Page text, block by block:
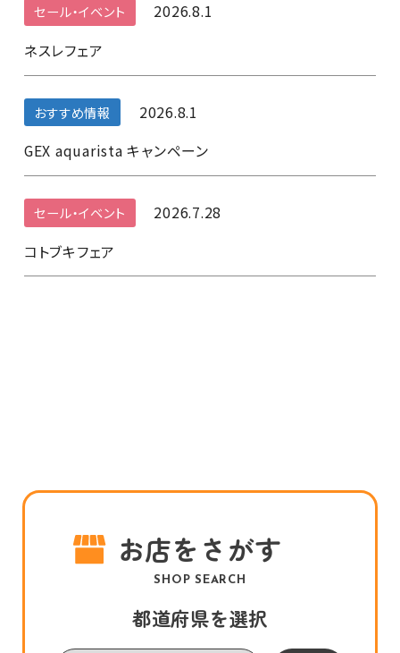
セール・イベント
2026.8.1
ネスレフェア
おすすめ情報
2026.8.1
GEX aquarista キャンペーン
セール・イベント
2026.7.28
コトブキフェア
お店をさがす
SHOP SEARCH
都道府県を選択